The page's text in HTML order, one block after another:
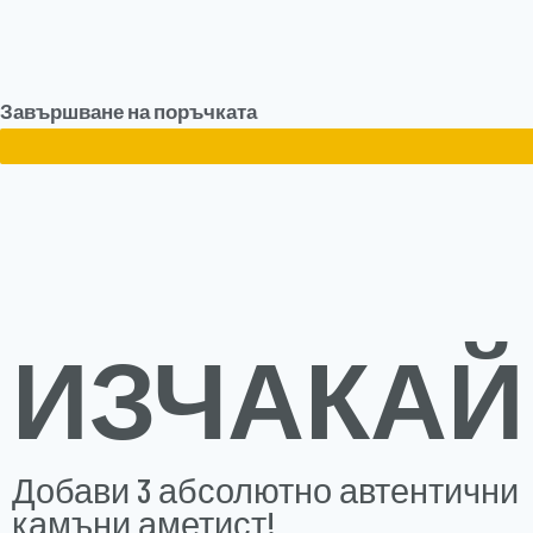
Завършване на поръчката
Добави 3 абсолютно автентични
камъни аметист!